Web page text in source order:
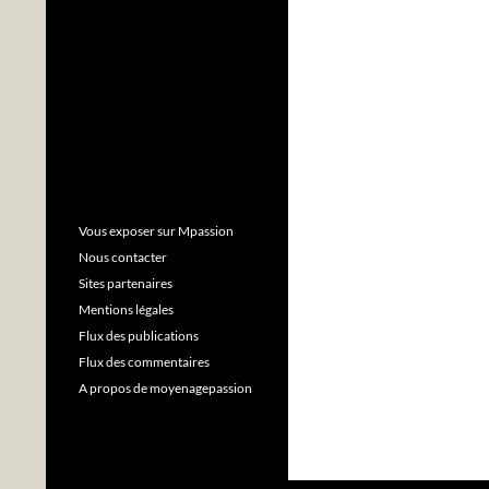
Vous exposer sur Mpassion
Nous contacter
Sites partenaires
Mentions légales
Flux des publications
Flux des commentaires
A propos de moyenagepassion